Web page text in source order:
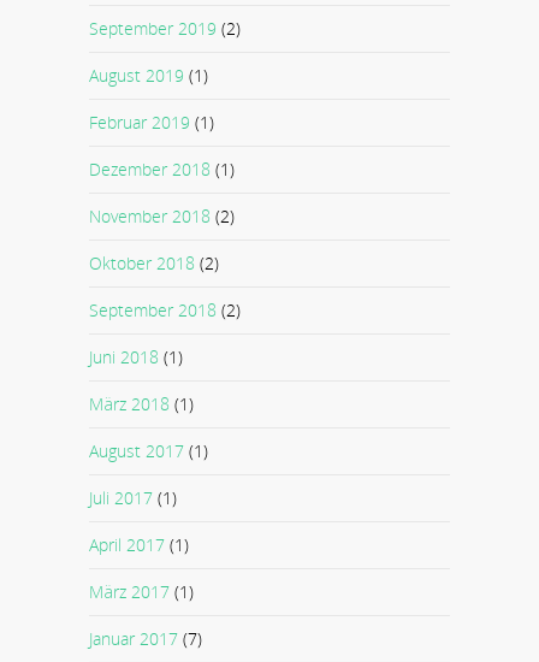
September 2019 (2)
August 2019 (1)
Februar 2019 (1)
Dezember 2018 (1)
November 2018 (2)
Oktober 2018 (2)
September 2018 (2)
Juni 2018 (1)
März 2018 (1)
August 2017 (1)
Juli 2017 (1)
April 2017 (1)
März 2017 (1)
Januar 2017 (7)